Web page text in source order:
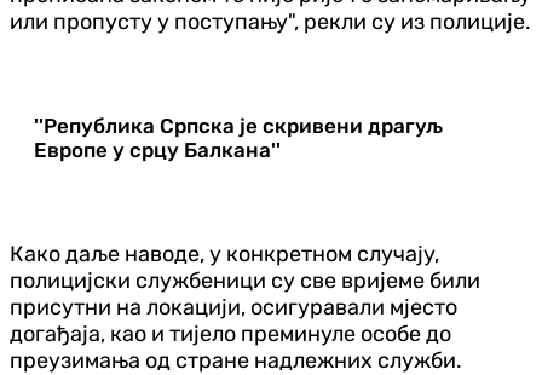
или пропусту у поступању", рекли су из полиције.
''Република Српска је скривени драгуљ
Европе у срцу Балкана''
Како даље наводе, у конкретном случају,
полицијски службеници су све вријеме били
присутни на локацији, осигуравали мјесто
догађаја, као и тијело преминуле особе до
преузимања од стране надлежних служби.